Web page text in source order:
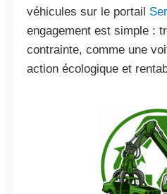
véhicules sur le portail
engagement est simple :
contrainte, comme une
action écologique et